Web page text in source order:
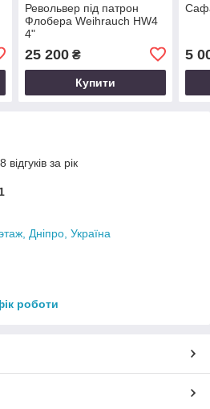
Револьвер під патрон
Флобера Weihrauch HW4
4"
25 200₴
Купити
5
за рік
Дніпро, Україна
роботи